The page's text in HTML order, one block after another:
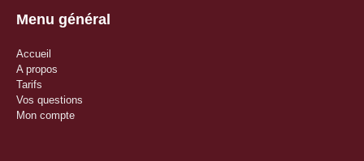
Menu général
Accueil
A propos
Tarifs
Vos questions
Mon compte